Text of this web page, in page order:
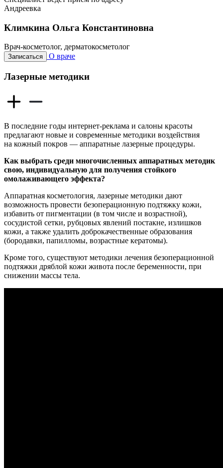
Андреевка
Климкина Ольга Константиновна
Врач-косметолог, дерматокосметолог
Записаться О враче
Лазерные методики
В последние годы интернет-реклама и салоны красоты
предлагают новые и современные методики воздействия
на кожный покров — аппаратные лазерные процедуры.
Как выбрать среди многочисленных аппаратных методик
свою, индивидуальную для получения стойкого
омолаживающего эффекта?
Аппаратная косметология, лазерные методики дают
возможность провести безоперационную подтяжку кожи,
избавить от пигментации (в том числе и возрастной),
сосудистой сетки, рубцовых явлений постакне, излишков
кожи, а также удалить доброкачественные образования
(бородавки, папилломы, возрастные кератомы).
Кроме того, существуют методики лечения безоперационной
подтяжки дряблой кожи живота после беременности, при
снижении массы тела.